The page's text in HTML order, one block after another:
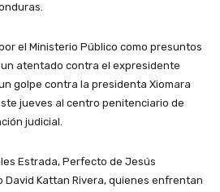
el Ministerio Público como presuntos
atentado contra el expresidente
golpe contra la presidenta Xiomara
jueves al centro penitenciario de
judicial.
Estrada, Perfecto de Jesús
David Kattan Rivera, quienes enfrentan